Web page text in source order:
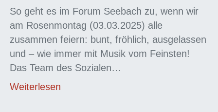
So geht es im Forum Seebach zu, wenn wir
am Rosenmontag (03.03.2025) alle
zusammen feiern: bunt, fröhlich, ausgelassen
und – wie immer mit Musik vom Feinsten!
Das Team des Sozialen…
Weiterlesen